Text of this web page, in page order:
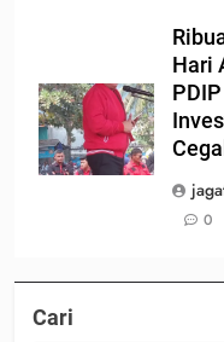
Hari
0
Cari